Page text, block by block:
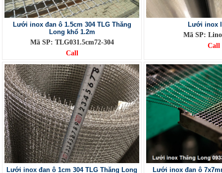
Lưới inox đan ô 1.5cm 304 TLG Thăng
Long khổ 1.2m
Mã SP: TLG031.5cm72-304
Call
Lưới inox
Mã SP:
Call
Lưới inox đan ô 1cm 304 TLG Thăng Long
Lưới inox đan ô